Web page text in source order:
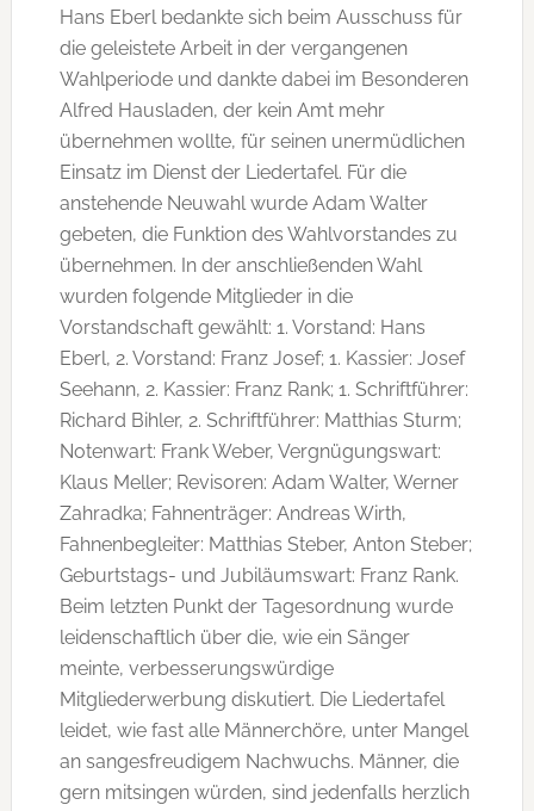
Hans Eberl bedankte sich beim Ausschuss für
die geleistete Arbeit in der vergangenen
Wahlperiode und dankte dabei im Besonderen
Alfred Hausladen, der kein Amt mehr
übernehmen wollte, für seinen unermüdlichen
Einsatz im Dienst der Liedertafel. Für die
anstehende Neuwahl wurde Adam Walter
gebeten, die Funktion des Wahlvorstandes zu
übernehmen. In der anschließenden Wahl
wurden folgende Mitglieder in die
Vorstandschaft gewählt: 1. Vorstand: Hans
Eberl, 2. Vorstand: Franz Josef; 1. Kassier: Josef
Seehann, 2. Kassier: Franz Rank; 1. Schriftführer:
Richard Bihler, 2. Schriftführer: Matthias Sturm;
Notenwart: Frank Weber, Vergnügungswart:
Klaus Meller; Revisoren: Adam Walter, Werner
Zahradka; Fahnenträger: Andreas Wirth,
Fahnenbegleiter: Matthias Steber, Anton Steber;
Geburtstags- und Jubiläumswart: Franz Rank.
Beim letzten Punkt der Tagesordnung wurde
leidenschaftlich über die, wie ein Sänger
meinte, verbesserungswürdige
Mitgliederwerbung diskutiert. Die Liedertafel
leidet, wie fast alle Männerchöre, unter Mangel
an sangesfreudigem Nachwuchs. Männer, die
gern mitsingen würden, sind jedenfalls herzlich